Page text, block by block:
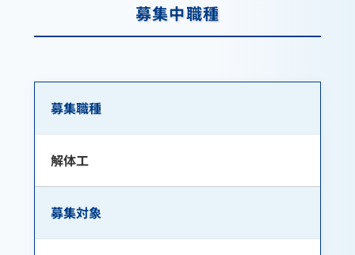
募集中職種
募集職種
解体工
募集対象